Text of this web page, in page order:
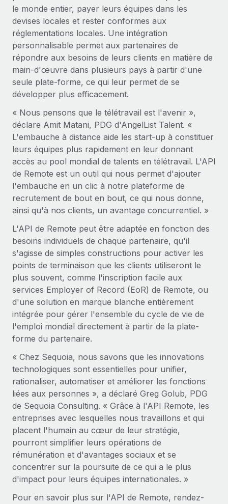
En savoir plus
le monde entier, payer leurs équipes dans les
devises locales et rester conformes aux
réglementations locales. Une intégration
personnalisable permet aux partenaires de
répondre aux besoins de leurs clients en matière de
main-d'œuvre dans plusieurs pays à partir d'une
seule plate-forme, ce qui leur permet de se
développer plus efficacement.
« Nous pensons que le télétravail est l'avenir »,
déclare Amit Matani, PDG d'AngelList Talent. «
L'embauche à distance aide les start-up à constituer
leurs équipes plus rapidement en leur donnant
accès au pool mondial de talents en télétravail. L'API
de Remote est un outil qui nous permet d'ajouter
l'embauche en un clic à notre plateforme de
recrutement de bout en bout, ce qui nous donne,
ainsi qu'à nos clients, un avantage concurrentiel. »
L'API de Remote peut être adaptée en fonction des
besoins individuels de chaque partenaire, qu'il
s'agisse de simples constructions pour activer les
points de terminaison que les clients utiliseront le
plus souvent, comme l'inscription facile aux
services Employer of Record (EoR) de Remote, ou
d'une solution en marque blanche entièrement
intégrée pour gérer l'ensemble du cycle de vie de
l'emploi mondial directement à partir de la plate-
forme du partenaire.
« Chez Sequoia, nous savons que les innovations
technologiques sont essentielles pour unifier,
rationaliser, automatiser et améliorer les fonctions
liées aux personnes », a déclaré Greg Golub, PDG
de Sequoia Consulting. « Grâce à l'API Remote, les
entreprises avec lesquelles nous travaillons et qui
placent l'humain au cœur de leur stratégie,
pourront simplifier leurs opérations de
rémunération et d'avantages sociaux et se
concentrer sur la poursuite de ce qui a le plus
d'impact pour leurs équipes internationales. »
Pour en savoir plus sur l'API de Remote, rendez-